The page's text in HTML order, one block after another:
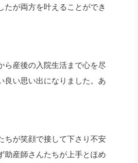
が両方を叶えることができ
ら産後の入院生活まで心を尽
良い思い出になりました。あ
ちが笑顔で接して下さり不安
助産師さんたちが上手とほめ